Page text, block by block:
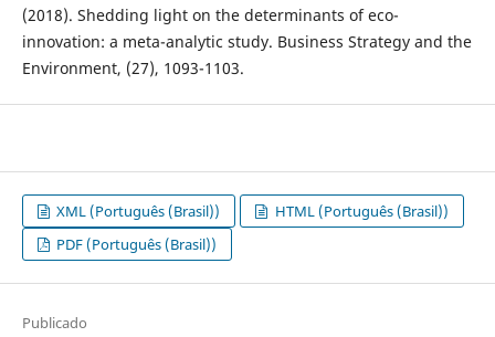
(2018). Shedding light on the determinants of eco-
innovation: a meta-analytic study. Business Strategy and the
Environment, (27), 1093-1103.
XML (Português (Brasil))
HTML (Português (Brasil))
PDF (Português (Brasil))
Publicado